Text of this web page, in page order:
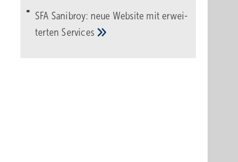
SFA Sanibroy: neue Web­site mit erwei­
tertenServices